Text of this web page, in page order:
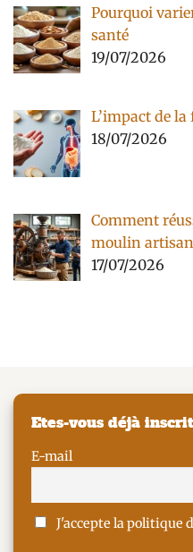
Pourquoi
santé
19/07/2026
L’impact de
18/07/2026
Comment
moulin
17/07/2026
Etes-vous déjà
E-mail
J'accepte la politique